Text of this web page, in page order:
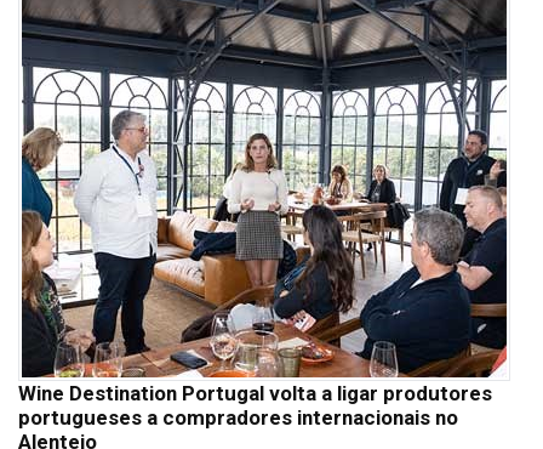
Wine Destination Portugal volta a ligar produtores
portugueses a compradores internacionais no
Alentejo